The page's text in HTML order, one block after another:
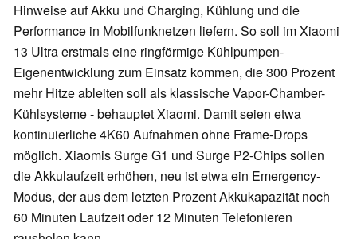
Hinweise auf Akku und Charging, Kühlung und die
Performance in Mobilfunknetzen liefern. So soll im Xiaomi
13 Ultra erstmals eine ringförmige Kühlpumpen-
Eigenentwicklung zum Einsatz kommen, die 300 Prozent
mehr Hitze ableiten soll als klassische Vapor-Chamber-
Kühlsysteme - behauptet Xiaomi. Damit seien etwa
kontinuierliche 4K60 Aufnahmen ohne Frame-Drops
möglich. Xiaomis Surge G1 und Surge P2-Chips sollen
die Akkulaufzeit erhöhen, neu ist etwa ein Emergency-
Modus, der aus dem letzten Prozent Akkukapazität noch
60 Minuten Laufzeit oder 12 Minuten Telefonieren